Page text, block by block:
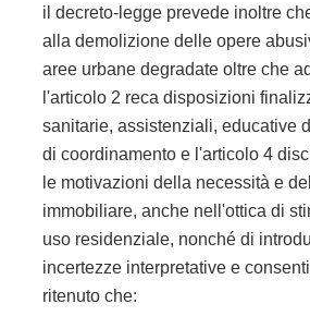
il decreto-legge prevede inoltre
alla demolizione delle opere
aree urbane degradate oltre che
l'articolo 2 reca disposizioni
sanitarie, assistenziali, educative
di coordinamento e l'articolo 4
le motivazioni della necessità e
immobiliare, anche nell'ottica di
uso residenziale, nonché di
incertezze interpretative e
ritenuto che: